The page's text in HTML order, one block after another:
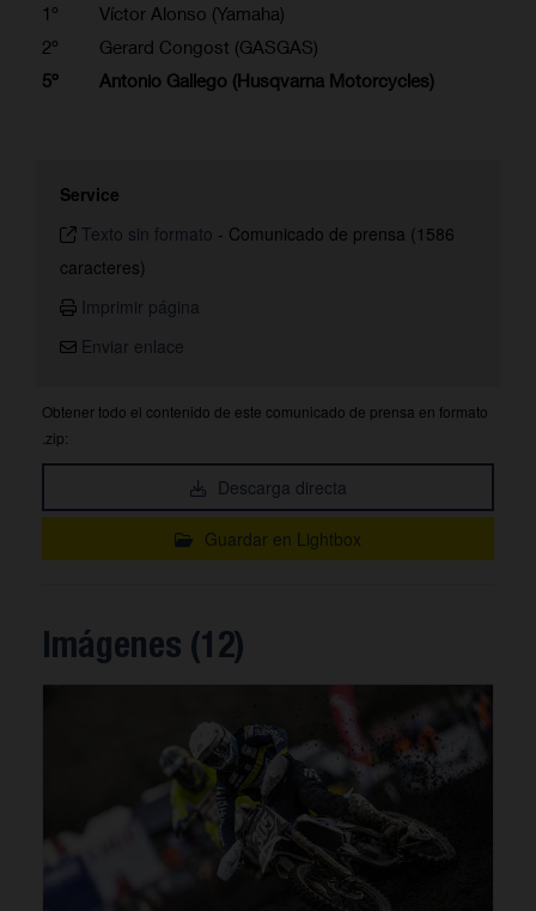
1º
Víctor Alonso (Yamaha)
2º
Gerard Congost (GASGAS)
5º
Antonio Gallego (Husqvarna Motorcycles)
Service
Texto sin formato - Comunicado de prensa (1586
caracteres)
Imprimir página
Enviar enlace
Obtener todo el contenido de este comunicado de prensa en formato
.zip:
Descarga directa
Guardar en Lightbox
Imágenes (12)